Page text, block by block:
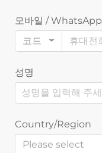
모바일 / WhatsApp
코드
성명
Country/Region
Please select